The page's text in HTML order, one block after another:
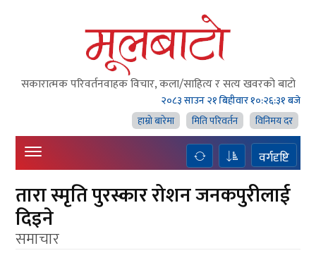
सकारात्मक परिवर्तनवाहक विचार, कला/साहित्य र सत्य खवरको बाटाे
२०८३ साउन २१ बिहीवार१०:२६:३२ बजे
हाम्राे बारेमा
मिति परिवर्तन विनिमय दर
वर्गदृष्टि
तारा स्मृति पुरस्कार रोशन जनकपुरीलाई
दिइने
समाचार